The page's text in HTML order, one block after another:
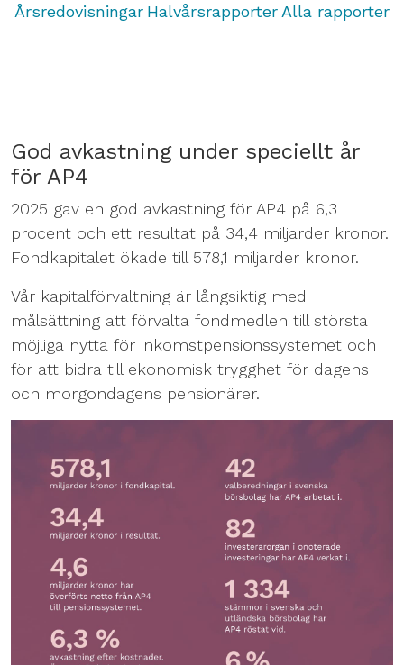
Årsredovisningar Halvårsrapporter Alla rapporter
God avkastning under speciellt år
för AP4
2025 gav en god avkastning för AP4 på 6,3
procent och ett resultat på 34,4 miljarder kronor.
Fondkapitalet ökade till 578,1 miljarder kronor.
Vår kapitalförvaltning är långsiktig med
målsättning att förvalta fondmedlen till största
möjliga nytta för inkomstpensionssystemet och
för att bidra till ekonomisk trygghet för dagens
och morgondagens pensionärer.